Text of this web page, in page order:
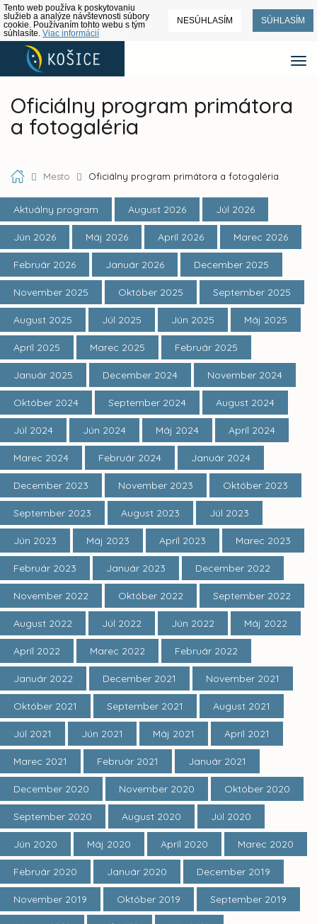
Tento web používa k poskytovaniu
služieb a analýze návštevnosti súbory
cookie. Používaním tohto webu s tým
súhlasíte. Viac informácií
NESÚHLASÍM SÚHLASÍM
Oficiálny program primátora
a fotogaléria
Mesto Oficiálny program primátora a fotogaléria
Aktuálny program August 2026 Júl 2026
Jún 2026 Máj 2026 Apríl 2026 Marec 2026
Február 2026 Január 2026 December 2025
November 2025 Október 2025 September 2025
August 2025 Júl 2025 Jún 2025 Máj 2025
Apríl 2025 Marec 2025 Február 2025
Január 2025 December 2024 November 2024
Október 2024 September 2024 August 2024
Júl 2024 Jún 2024 Máj 2024 Apríl 2024
Marec 2024 Február 2024 Január 2024
December 2023 November 2023 Október 2023
September 2023 August 2023 Júl 2023
Jún 2023 Máj 2023 Apríl 2023 Marec 2023
Február 2023 Január 2023 December 2022
November 2022 Október 2022 September 2022
August 2022 Júl 2022 Jún 2022 Máj 2022
Apríl 2022 Marec 2022 Február 2022
Január 2022 December 2021 November 2021
Október 2021 September 2021 August 2021
Júl 2021 Jún 2021 Máj 2021 Apríl 2021
Marec 2021 Február 2021 Január 2021
December 2020 November 2020 Október 2020
September 2020 August 2020 Júl 2020
Jún 2020 Máj 2020 Apríl 2020 Marec 2020
Február 2020 Január 2020 December 2019
November 2019 Október 2019 September 2019